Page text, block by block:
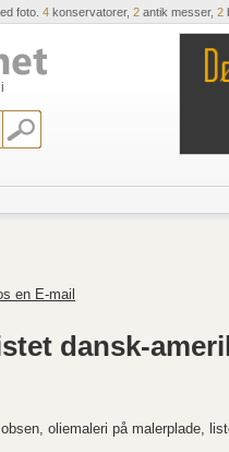
foto. 4konservatorer, 2antik messer, 2
en E-mail
dansk-
oliemaleri på malerplade,